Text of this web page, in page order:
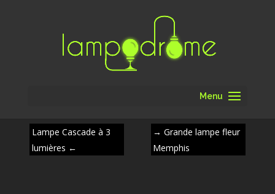
Menu
Lampe Cascade à 3
lumières ←
→ Grande lampe fleur
Memphis